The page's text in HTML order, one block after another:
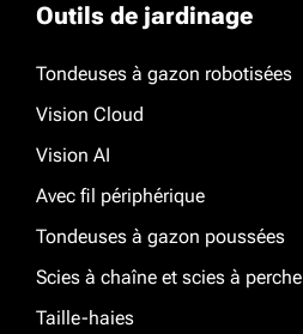
Outils de jardinage
Tondeuses à gazon robotisées
Vision Cloud
Vision AI
Avec fil périphérique
Tondeuses à gazon poussées
Scies à chaîne et scies à perche
Taille-haies